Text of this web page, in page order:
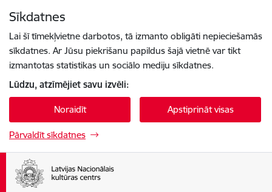
Sīkdatnes
Lai šī tīmekļvietne darbotos, tā izmanto obligāti nepieciešamās
sīkdatnes. Ar Jūsu piekrišanu papildus šajā vietnē var tikt
izmantotas statistikas un sociālo mediju sīkdatnes.
Lūdzu, atzīmējiet savu izvēli:
Noraidīt Apstiprināt visas
Pārvaldīt sīkdatnes